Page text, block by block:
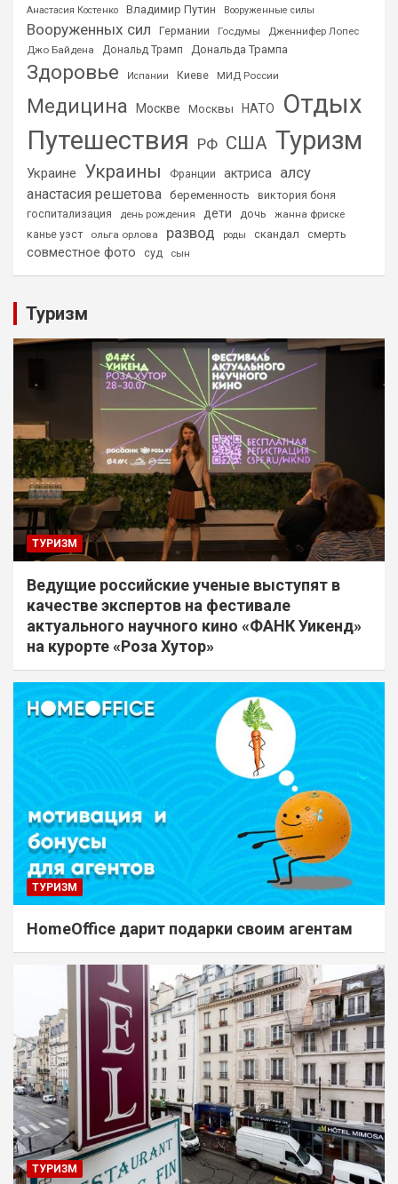
Анастасия Костенко Владимир Путин Вооруженные силы
Вооруженных сил Германии Госдумы
Дженнифер Лопес
Джо Байдена
Дональд Трамп Дональда Трампа
Здоровье Испании Киеве МИД России
Медицина Москве Москвы НАТО
Отдых
Путешествия РФ США Туризм
Украине Украины Франции актриса алсу
анастасия решетова беременность
виктория боня
госпитализация
день рождения дети дочь
жанна фриске
канье уэст
ольга орлова развод роды скандал смерть
совместное фото суд сын
Туризм
ТУРИЗМ
Ведущие российские ученые выступят в
качестве экспертов на фестивале
актуального научного кино «ФАНК Уикенд»
на курорте «Роза Хутор»
ТУРИЗМ
HomeOffice дарит подарки своим агентам
ТУРИЗМ